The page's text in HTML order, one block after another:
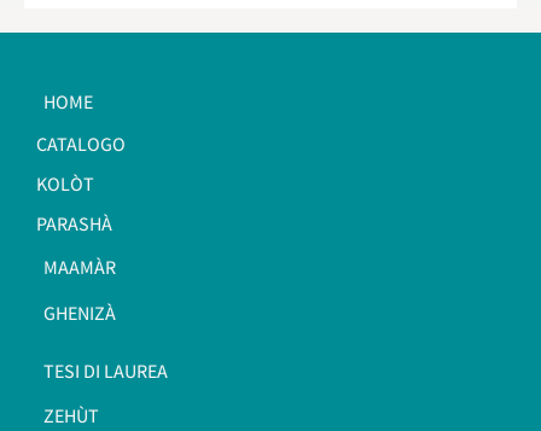
HOME
CATALOGO
KOLÒT
PARASHÀ
MAAMÀR
GHENIZÀ
TESI DI LAUREA
ZEHÙT